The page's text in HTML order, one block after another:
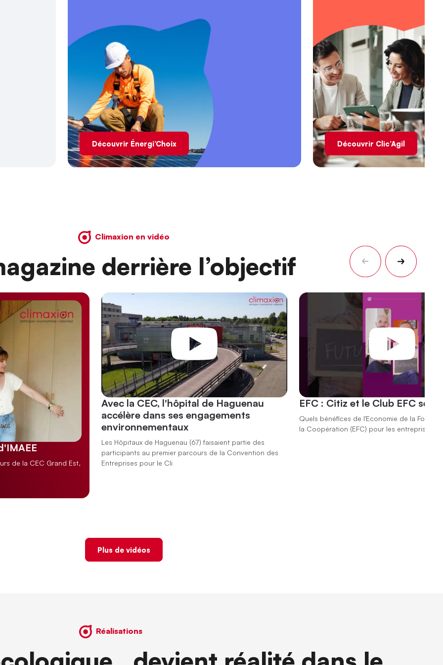
Découvrir Énergi’Choix Découvrir Clic’Agil
Climaxion en vidéo
derrière l’objectif
de la CEC Grand Est,
Avec la CEC, l'hôpital de Haguenau
accélère dans ses engagements
environnementaux
Les Hôpitaux de Haguenau (67) faisaient partie des
participants au premier parcours de la ⁨Convention des
Entreprises pour le Cli
EFC : Citiz et le Club EFC se
Quels bénéfices de l'Economie de la
la Coopération (EFC) pour les entreprises ?
Plus de vidéos
Réalisations